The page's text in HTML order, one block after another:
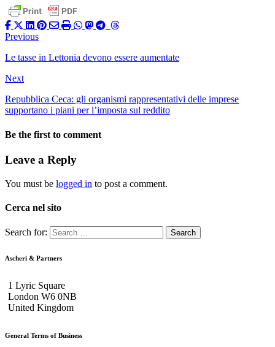
Previous
Le tasse in Lettonia devono essere aumentate
Next
Repubblica Ceca: gli organismi rappresentativi delle imprese
supportano i piani per l’imposta sul reddito
Be the first to comment
Leave a Reply
You must be logged in to post a comment.
Cerca nel sito
Search for:
Ascheri & Partners
1 Lyric Square
London W6 0NB
United Kingdom
General Terms of Business